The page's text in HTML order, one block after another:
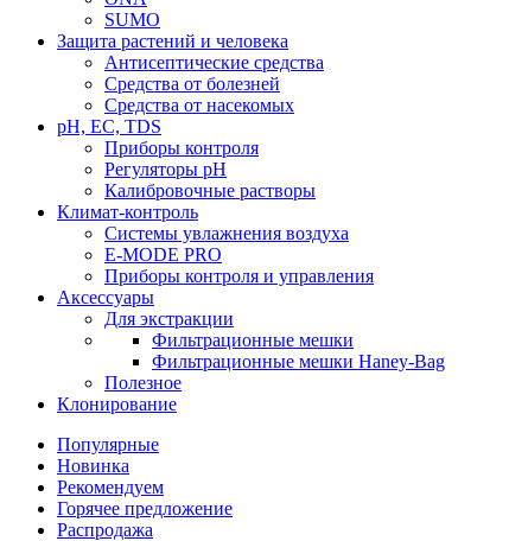
SUMO
Защита растений и человека
Антисептические средства
Средства от болезней
Средства от насекомых
pH, EC, TDS
Приборы контроля
Регуляторы pH
Калибровочные растворы
Климат-контроль
Системы увлажнения воздуха
E-MODE PRO
Приборы контроля и управления
Аксессуары
Для экстракции
Фильтрационные мешки
Фильтрационные мешки Haney-Bag
Полезное
Клонирование
Популярные
Новинка
Рекомендуем
Горячее предложение
Распродажа